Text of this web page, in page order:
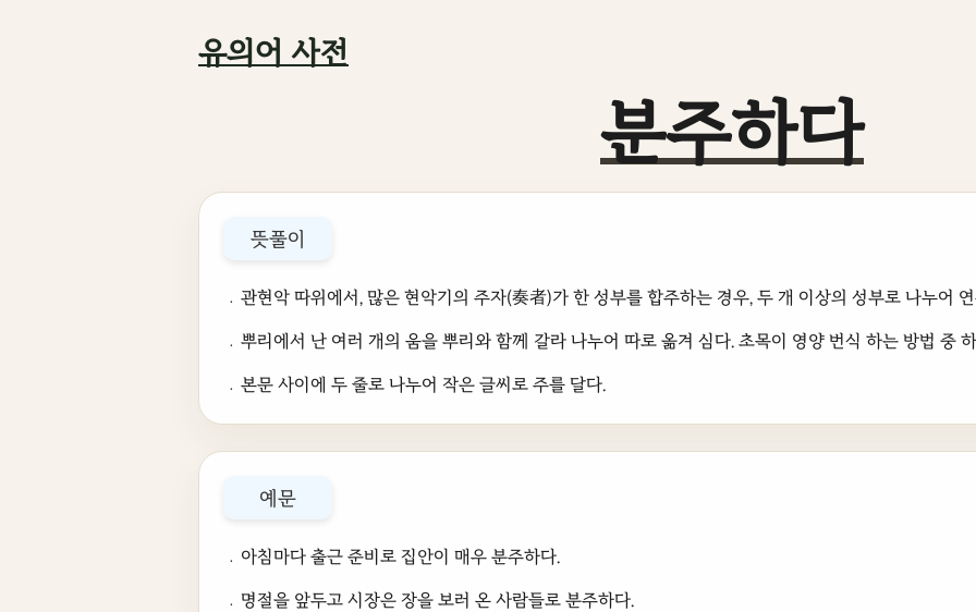
유의어 사전
분주하다
뜻풀이
﹒관현악 따위에서, 많은 현악기의 주자(奏者)가 한 성부를 합주하는 경우, 두 개 이상의 성부로 나누어
﹒뿌리에서 난 여러 개의 움을 뿌리와 함께 갈라 나누어 따로 옮겨 심다. 초목이 영양 번식 하는 방법 중
﹒본문 사이에 두 줄로 나누어 작은 글씨로 주를 달다.
예문
﹒아침마다 출근 준비로 집안이 매우 분주하다.
﹒명절을 앞두고 시장은 장을 보러 온 사람들로 분주하다.